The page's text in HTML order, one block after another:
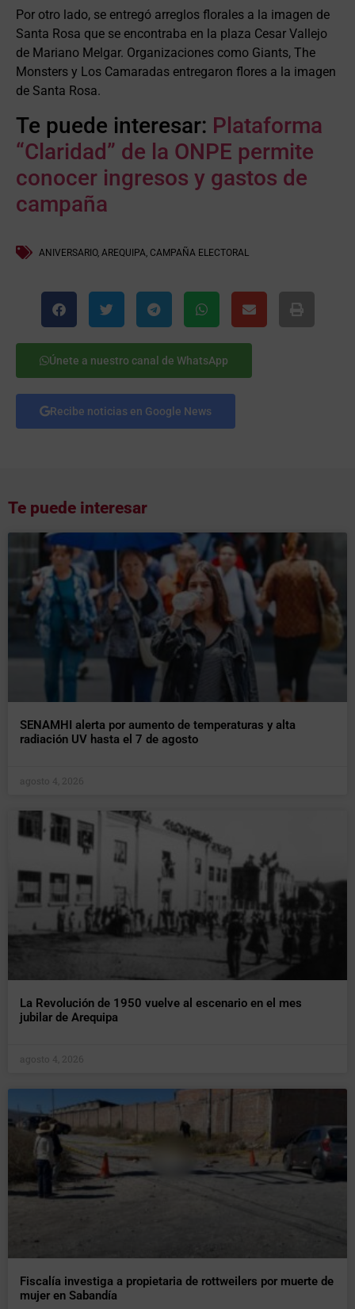
Por otro lado, se entregó arreglos florales a la imagen de
Santa Rosa que se encontraba en la plaza Cesar Vallejo
de Mariano Melgar. Organizaciones como Giants, The
Monsters y Los Camaradas entregaron flores a la imagen
de Santa Rosa.
Te puede interesar: Plataforma
“Claridad” de la ONPE permite
conocer ingresos y gastos de
campaña
ANIVERSARIO, AREQUIPA CAMPAÑA ELECTORAL
Únete a nuestro canal de WhatsApp
Recibe noticias en Google News
Te puede interesar
SENAMHI alerta por aumento de temperaturas y alta
radiación UV hasta el 7 de agosto
agosto 4, 2026
La Revolución de 1950 vuelve al escenario en el mes
jubilar de Arequipa
agosto 4, 2026
Fiscalía investiga a propietaria de rottweilers por muerte de
mujer en Sabandía